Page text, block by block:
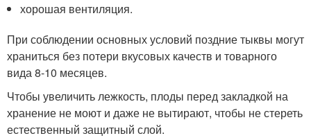
хорошая вентиляция.
При соблюдении основных условий поздние тыквы могут
храниться без потери вкусовых качеств и товарного
вида 8-10 месяцев.
Чтобы увеличить лежкость, плоды перед закладкой на
хранение не моют и даже не вытирают, чтобы не стереть
естественный защитный слой.